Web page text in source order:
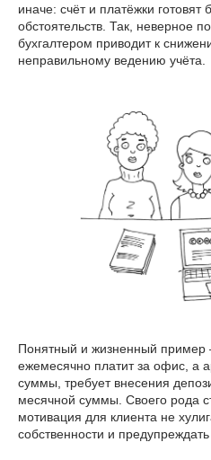
иначе: счёт и платёжки готовят
обстоятельств. Так, неверное
бухгалтером приводит к
неправильному ведению учёта.
Понятный и жизненный
ежемесячно платит за офис, а
суммы, требует внесения
месячной суммы. Своего рода
мотивация для клиента не
собственности и